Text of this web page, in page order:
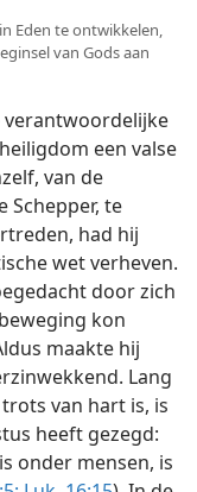
Eden te ontwikkelen,
van Gods aan
verantwoordelijke
een valse
van de
Schepper, te
had hij
wet verheven.
door zich
kon
maakte hij
Lang
van hart is, is
heeft gezegd:
onder mensen, is